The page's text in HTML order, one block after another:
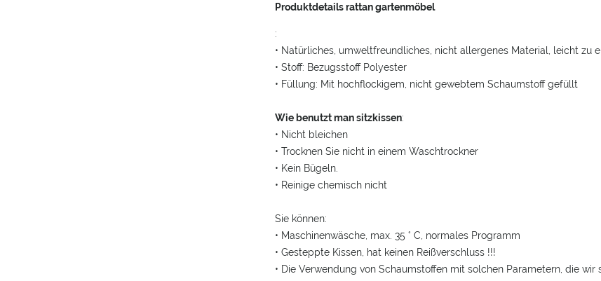
Produktdetails rattan gartenmöbel
:
• Natürliches, umweltfreundliches, nicht allergenes Material, leicht zu
• Stoff: Bezugsstoff Polyester
• Füllung: Mit hochflockigem, nicht gewebtem Schaumstoff gefüllt
Wie benutzt man sitzkissen:
• Nicht bleichen
• Trocknen Sie nicht in einem Waschtrockner
• Kein Bügeln.
• Reinige chemisch nicht
Sie können:
• Maschinenwäsche, max. 35 ° C, normales Programm
• Gesteppte Kissen, hat keinen Reißverschluss !!!
• Die Verwendung von Schaumstoffen mit solchen Parametern, die